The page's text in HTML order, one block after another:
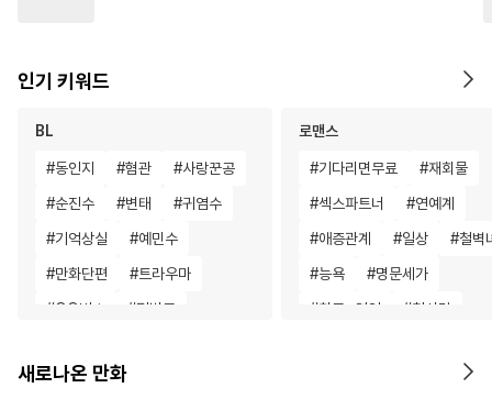
인기 키워드
BL
#동인지 #혐관 #사랑꾼공
#순진수 #변태 #귀염수
#기억상실 #예민수
#만화단편 #트라우마
#OO버스 #평범공
#초딩공 #민감수
로맨스
#기다리면무료 #재회물
#섹스파트너 #연예계
#애증관계 #일상 #철벽
#능욕 #명문세가
#친구>연인 #첫사랑
새로나온 만화